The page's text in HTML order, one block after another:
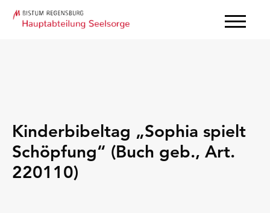
Kinderbibeltag „Sophia spielt
Schöpfung“ (Buch geb., Art.
220110)